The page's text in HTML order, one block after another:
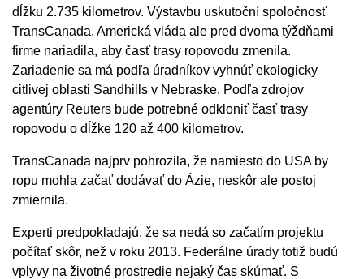
dĺžku 2.735 kilometrov. Výstavbu uskutoční spoločnosť
TransCanada. Americká vláda ale pred dvoma týždňami
firme nariadila, aby časť trasy ropovodu zmenila.
Zariadenie sa má podľa úradníkov vyhnúť ekologicky
citlivej oblasti Sandhills v Nebraske. Podľa zdrojov
agentúry Reuters bude potrebné odkloniť časť trasy
ropovodu o dĺžke 120 až 400 kilometrov.
TransCanada najprv pohrozila, že namiesto do USA by
ropu mohla začať dodávať do Ázie, neskôr ale postoj
zmiernila.
Experti predpokladajú, že sa nedá so začatím projektu
počítať skôr, než v roku 2013. Federálne úrady totiž budú
vplyvy na životné prostredie nejaký čas skúmať. S